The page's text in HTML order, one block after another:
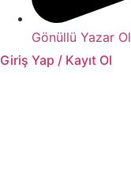
Gönüllü Yazar Ol
Giriş Yap / Kayıt Ol